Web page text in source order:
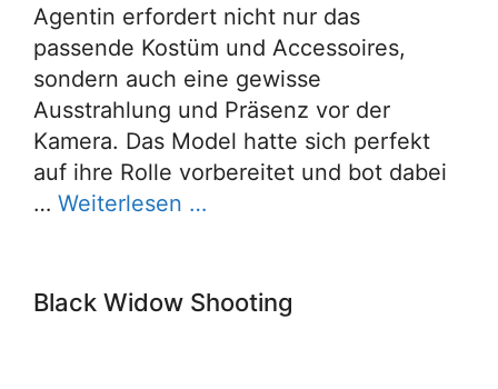
Agentin erfordert nicht nur das
passende Kostüm und Accessoires,
sondern auch eine gewisse
Ausstrahlung und Präsenz vor der
Kamera. Das Model hatte sich perfekt
auf ihre Rolle vorbereitet und bot dabei
… Weiterlesen …
Black Widow Shooting